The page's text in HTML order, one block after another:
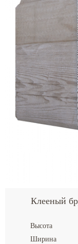
Клееный
Высота
Ширина